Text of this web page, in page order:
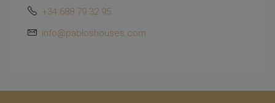
+34 688 79 32 95
info@pabloshouses.com